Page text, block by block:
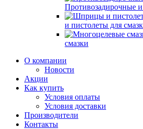
Противозадирочные и
и пистолеты для
смазки
О компании
Новости
Акции
Как купить
Условия оплаты
Условия доставки
Производители
Контакты